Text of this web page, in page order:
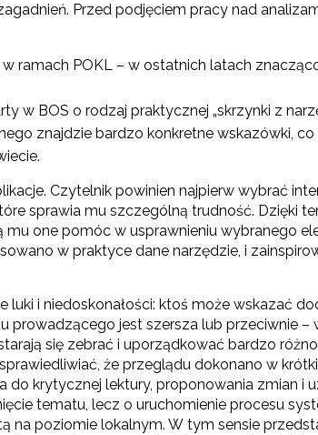
Przed podjęciem pracy nad
ramach POKL – w ostatnich latach
w BOS o rodzaj praktycznej „skrzynki z
znajdzie bardzo konkretne wskazówki, co
Czytelnik powinien najpierw wybrać
sprawia mu szczególną trudność. Dzięki
one pomóc w usprawnieniu wybranego
w praktyce dane narzędzie, i
i niedoskonałości: ktoś może wskazać
prowadzącego jest szersza lub przeciwnie –
się zebrać i uporządkować bardzo
że przeglądu dokonano w
krytycznej lektury, proponowania zmian i
tematu, lecz o uruchomienie procesu
na poziomie lokalnym. W tym sensie
ORE w